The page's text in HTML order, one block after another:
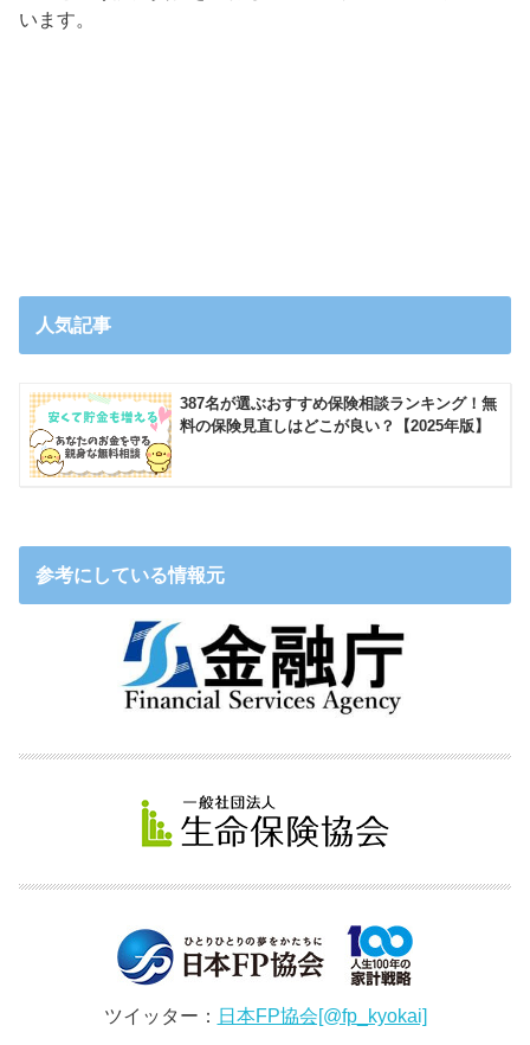
います。
人気記事
387名が選ぶおすすめ保険相談ランキング！無
料の保険見直しはどこが良い？【2025年版】
参考にしている情報元
ツイッター： 日本FP協会[@fp_kyokai]